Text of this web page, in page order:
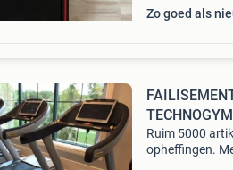
Zo goed als
Ruim 5000
opheffingen.